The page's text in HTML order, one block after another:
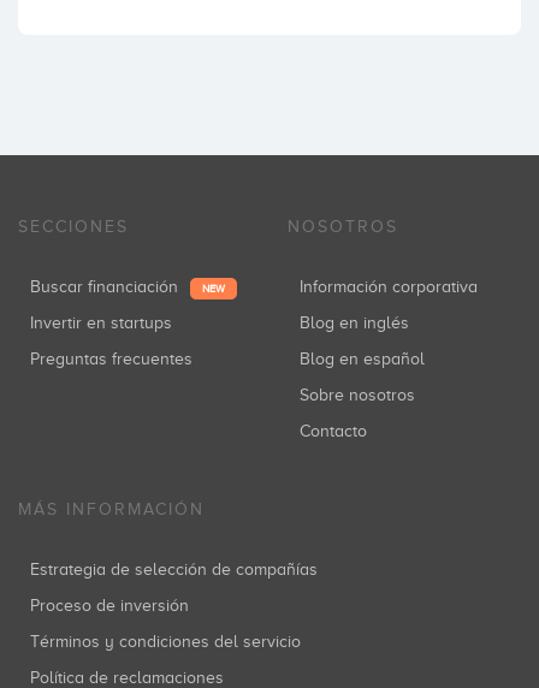
SECCIONES
Buscar financiación NEW
Invertir en startups
Preguntas frecuentes
NOSOTROS
Información corporativa
Blog en inglés
Blog en español
Sobre nosotros
Contacto
MÁS INFORMACIÓN
Estrategia de selección de compañías
Proceso de inversión
Términos y condiciones del servicio
Política de reclamaciones